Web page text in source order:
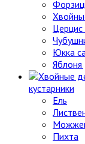
Церцис
Юкка
Яблоня
кустарники
Ель
Пихта